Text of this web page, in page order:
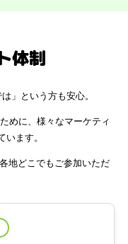
体制
」という方も安心。
めに、様々なマーケティ
います。
地どこでもご参加いただ